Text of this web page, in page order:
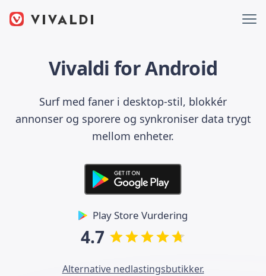
Vivaldi for Android
Surf med faner i desktop-stil, blokkér
annonser og sporere og synkroniser data trygt
mellom enheter.
Play Store Vurdering
4.7
Alternative nedlastingsbutikker.